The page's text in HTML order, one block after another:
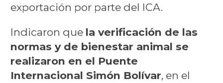
exportación por parte del ICA.
Indicaron que la verificación de las
normas y de bienestar animal se
realizaron en el Puente
Internacional Simón Bolívar, en el